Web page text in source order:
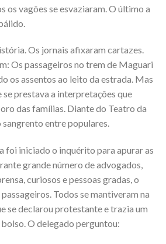
os vagões se esvaziaram. O último a
Os jornais afixaram cartazes.
Os passageiros no trem de Maguari
os assentos ao leito da estrada. Mas
prestava a interpretações que
das famílias. Diante do Teatro da
entre populares.
foi iniciado o inquérito para apurar as
grande número de advogados,
curiosos e pessoas gradas, o
Todos se mantiveram na
se declarou protestante e trazia um
O delegado perguntou: